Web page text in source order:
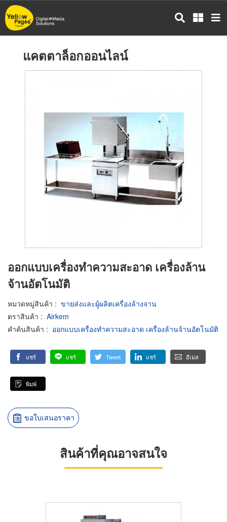
ข้าม
ไป
แคตตาล็อกออนไลน์
ออกแบบเครื่องทำความสะอาด เครื่องล้าน
จ้านอัตโนมัติ
หมวดหมู่สินค้า : ขายส่งและผู้ผลิตเครื่องล้างจาน
ตราสินค้า : Airkem
คำค้นสินค้า : ออกแบบเครื่องทำความสะอาด เครื่องล้านจ้านอัตโนมัติ
แชร์ แชร์ Tweet แชร์ อีเมล
พิมพ์
ขอใบเสนอราคา
สินค้าที่คุณอาจสนใจ